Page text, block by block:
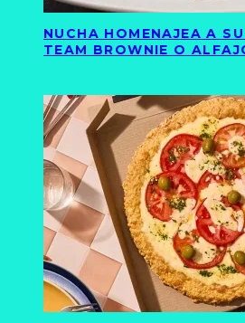
NUCHA HOMENAJEA A
TEAM BROWNIE O